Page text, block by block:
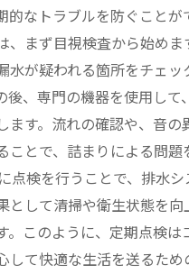
的なトラブルを防ぐことが
、まず目視検査から始めま
水が疑われる箇所をチェッ
後、専門の機器を使用して
ます。流れの確認や、音の
ことで、詰まりによる問題
点検を行うことで、排水
として清掃や衛生状態を
。このように、定期点検は
して快適な生活を送るため